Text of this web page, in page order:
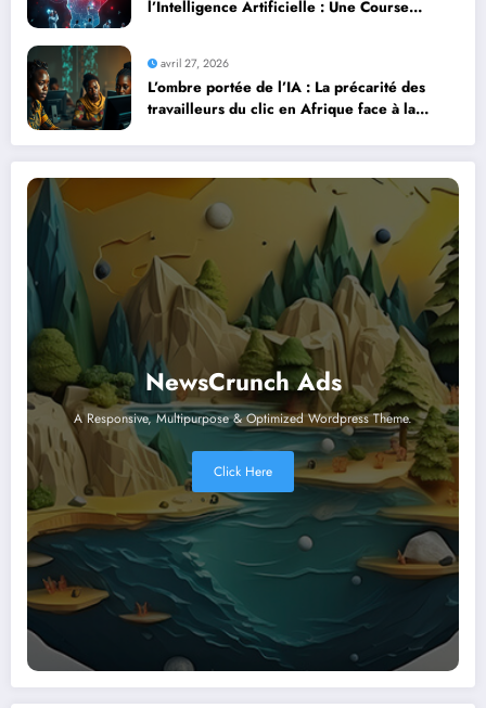
l’Intelligence Artificielle : Une Course
avril 27, 2026
L’ombre portée de l’IA : La précarité des
travailleurs du clic en Afrique face à la
NewsCrunch Ads
A Responsive, Multipurpose & Optimized Wordpress Theme.
Click Here